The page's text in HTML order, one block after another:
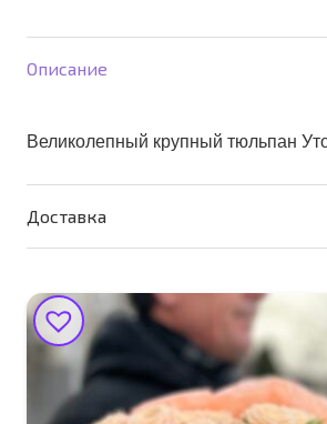
Описание
Великолепный крупный тюльпан
Доставка